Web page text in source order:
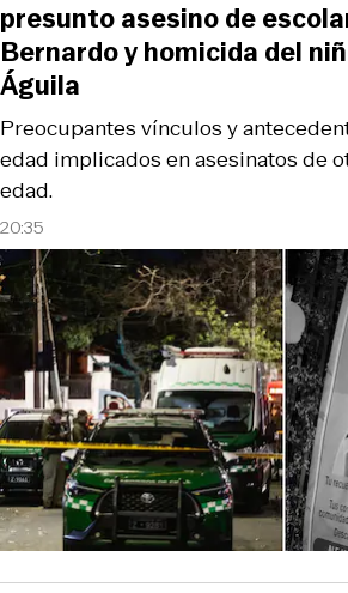
20:35
Preocupantes vínculos y
edad implicados en asesinatos de
edad.
presunto asesino de
Bernardo y homicida del
Águila